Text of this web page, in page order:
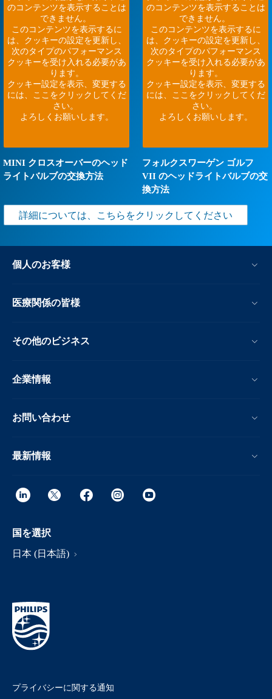
のコンテンツを表示することは
できません。
このコンテンツを表示するに
は、クッキーの設定を更新し、
次のタイプのパフォーマンス
クッキーを受け入れる必要があ
ります。
クッキー設定を表示、変更する
には、ここをクリックしてくだ
さい。
よろしくお願いします。
MINI クロスオーバーのヘッド
ライトバルブの交換方法
のコンテンツを表示することは
できません。
このコンテンツを表示するに
は、クッキーの設定を更新し、
次のタイプのパフォーマンス
クッキーを受け入れる必要があ
ります。
クッキー設定を表示、変更する
には、ここをクリックしてくだ
さい。
よろしくお願いします。
フォルクスワーゲン ゴルフ
VII のヘッドライトバルブの交
換方法
詳細については、こちらをクリックしてください
個人のお客様
医療関係の皆様
その他のビジネス
企業情報
お問い合わせ
最新情報
国を選択
日本 (日本語)
プライバシーに関する通知